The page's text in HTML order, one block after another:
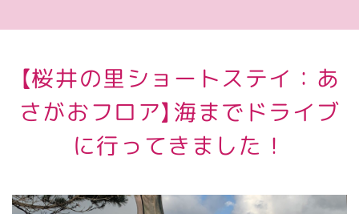
【桜井の里ショートステイ：あ
さがおフロア】海までドライブ
に行ってきました！